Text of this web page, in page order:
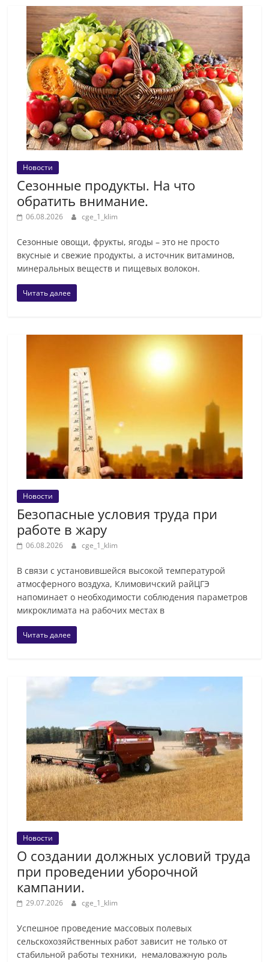
Новости
Сезонные продукты. На что
обратить внимание.
06.08.2026 cge_1_klim
Сезонные овощи, фрукты, ягоды – это не просто
вкусные и свежие продукты, а источник витаминов,
минеральных веществ и пищевых волокон.
Читать далее
Новости
Безопасные условия труда при
работе в жару
06.08.2026 cge_1_klim
В связи с установившейся высокой температурой
атмосферного воздуха, Климовичский райЦГЭ
напоминает о необходимости соблюдения параметров
микроклимата на рабочих местах в
Читать далее
Новости
О создании должных условий труда
при проведении уборочной
кампании.
29.07.2026 cge_1_klim
Успешное проведение массовых полевых
сельскохозяйственных работ зависит не только от
стабильной работы техники, немаловажную роль